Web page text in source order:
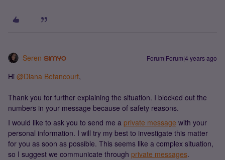
Seren Forum|Forum|4 years ago
Hi @Diana Betancourt,
Thank you for further explaining the situation. I blocked out the
numbers in your message because of safety reasons.
I would like to ask you to send me a private message with your
personal information. I will try my best to investigate this matter
for you as soon as possible. This seems like a complex situation,
so I suggest we communicate through private messages.